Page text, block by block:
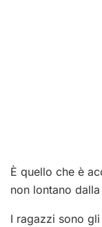
È quello che è
non lontano
I ragazzi sono